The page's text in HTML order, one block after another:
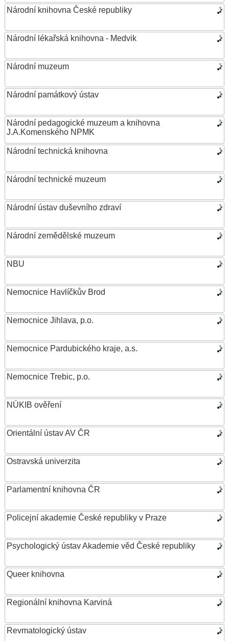
Národní knihovna České republiky
Národní lékařská knihovna - Medvik
Národní muzeum
Národní památkový ústav
Národní pedagogické muzeum a knihovna
J.A.Komenského NPMK
Národní technická knihovna
Národní technické muzeum
Národní ústav duševního zdraví
Národní zemědělské muzeum
NBU
Nemocnice Havlíčkův Brod
Nemocnice Jihlava, p.o.
Nemocnice Pardubického kraje, a.s.
Nemocnice Trebic, p.o.
NÚKIB ověření
Orientální ústav AV ČR
Ostravská univerzita
Parlamentní knihovna ČR
Policejní akademie České republiky v Praze
Psychologický ústav Akademie věd České republiky
Queer knihovna
Regionální knihovna Karviná
Revmatologický ústav